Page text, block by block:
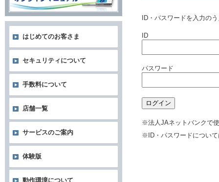
ID・パスワードを入力の
ID
パスワード
ログイン
※法人JAネットバンクで
※ID・パスワードについ
はじめてのお客さま
セキュリティについて
手数料について
店舗一覧
サービスのご案内
体験版
動作環境について